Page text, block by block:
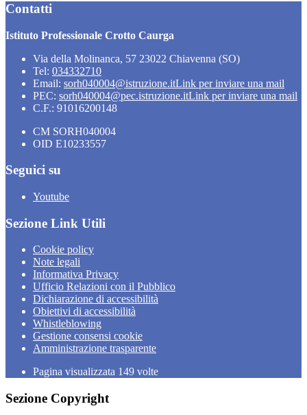
Contatti
Istituto Professionale Crotto Caurga
Via della Molinanca, 57 23022 Chiavenna (SO)
Tel: 034332710
Email: sorh040004@istruzione.itLink per inviare una mail
PEC: sorh040004@pec.istruzione.itLink per inviare una mail
C.F.: 91016200148
CM SORH040004
OID E10233557
Seguici su
Youtube
Sezione Link Utili
Cookie policy
Note legali
Informativa Privacy
Ufficio Relazioni con il Pubblico
Dichiarazione di accessibilità
Obiettivi di accessibilità
Whistleblowing
Gestione consensi cookie
Amministrazione trasparente
Pagina visualizzata 149 volte
Sezione Copyright